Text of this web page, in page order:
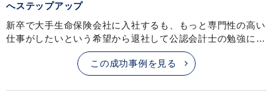
へステップアップ
新卒で大手生命保険会社に入社するも、もっと専門性の高い
仕事がしたいという希望から退社して公認会計士の勉強に…
この成功事例を見る